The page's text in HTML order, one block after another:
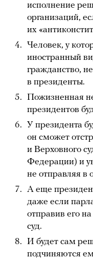
исполнение
организаций,
их
Человек, у
иностранный
гражданство,
в президенты.
Пожизненная
президентов
У президента
он сможет
и Верховного
Федерации) и
не отправляя в
А еще
даже если
отправив его
суд.
И будет сам
подчиняются